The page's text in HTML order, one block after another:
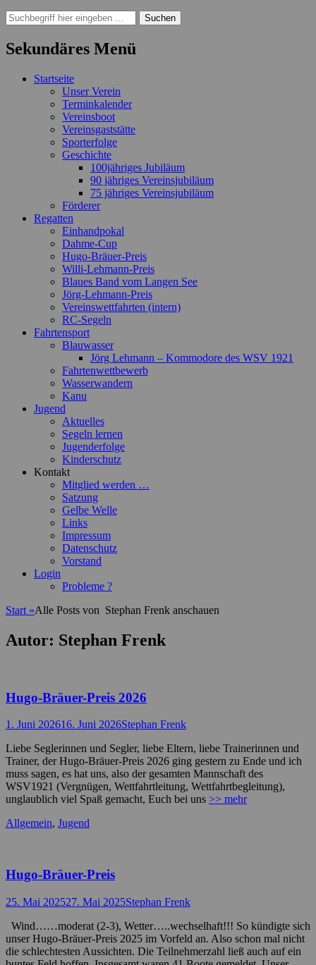
Suchen
Suchen
nach:
Sekundäres Menü
Zum
Startseite
Unser Verein
Terminkalender
Vereinsboot
Vereinsgaststätte
Sporterfolge
Geschichte
100jähriges Jubiläum
90 jähriges Vereinsjubiläum
75 jähriges Vereinsjubiläum
Förderer
Regatten
Einhandpokal
Dahme-Cup
Hugo-Bräuer-Preis
Willi-Lehmann-Preis
Blaues Band vom Langen See
Jörg-Lehmann-Preis
Vereinswettfahrten (intern)
RC-Segeln
Fahrtensport
Blauwasser
Jörg Lehmann – Kommodore des WSV 1921
Fahrtenwettbewerb
Wasserwandern
Kanu
Jugend
Aktuelles
Segeln lernen
Jugenderfolge
Kinderschutz
Kontakt
Mitglied werden …
Satzung
Gelbe Welle
Links
Impressum
Datenschutz
Vorstand
Login
Probleme ?
Start »Alle Posts von Stephan Frenk anschauen
Autor: Stephan Frenk
Hugo-Bräuer-Preis 2026
Posted
1. Juni 202616. Juni 2026Autor
Stephan Frenk
Liebe Seglerinnen und Segler, liebe Eltern, liebe Trainerinnen und
Trainer, der Hugo-Bräuer-Preis 2026 ging gestern zu Ende und ich
muss sagen, es hat uns, also der gesamten Mannschaft des
WSV1921 (Vergnügen, Wettfahrtleitung, Wettfahrtbegleitung),
unglaublich viel Spaß gemacht, Euch bei uns >> mehr
Kategorien
Allgemein, Jugend
Hugo-Bräuer-Preis
Posted
25. Mai 202527. Mai 2025Autor
Stephan Frenk
Wind……moderat (2-3), Wetter…..wechselhaft!!! So kündigte sich
unser Hugo-Bräuer-Preis 2025 im Vorfeld an. Also schon mal nicht
die schlechtesten Aussichten. Die Teilnehmerzahl ließ auch auf ein